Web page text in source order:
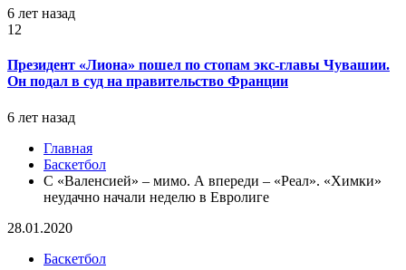
6 лет назад
12
Президент «Лиона» пошел по стопам экс-главы Чувашии.
Он подал в суд на правительство Франции
6 лет назад
Главная
Баскетбол
С «Валенсией» – мимо. А впереди – «Реал». «Химки»
неудачно начали неделю в Евролиге
28.01.2020
Баскетбол